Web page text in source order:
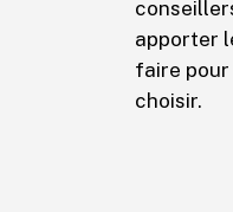
apporter
faire pour
choisir.